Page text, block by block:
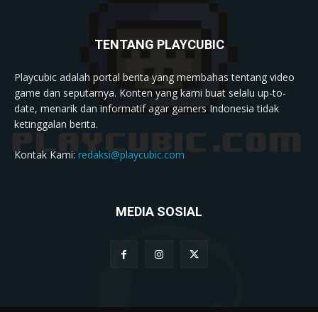
TENTANG PLAYCUBIC
Playcubic adalah portal berita yang membahas tentang video
game dan seputarnya. Konten yang kami buat selalu up-to-
date, menarik dan informatif agar gamers Indonesia tidak
ketinggalan berita.
Kontak Kami:redaksi@playcubic.com
MEDIA SOSIAL